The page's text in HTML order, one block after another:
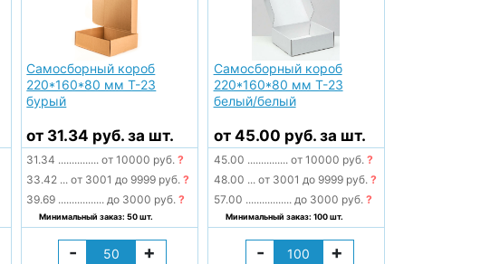
Самосборный короб
220*160*80 мм Т-23
бурый
от 31.34 руб. за шт.
31.34 ............... от 10000 руб.?
33.42 ... от 3001 до 9999 руб.?
39.69 ................. до 3000 руб.?
Минимальный заказ: 50 шт.
- +
Самосборный короб
220*160*80 мм Т-23
белый/белый
от 45.00 руб. за шт.
45.00 ............... от 10000 руб. ?
48.00 ... от 3001 до 9999 руб. ?
57.00 ................. до 3000 руб. ?
Минимальный заказ: 100 шт.
- +